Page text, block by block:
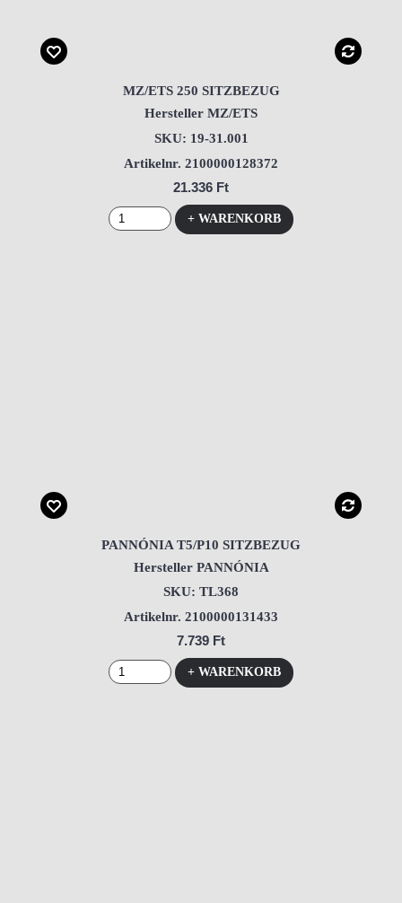
MZ/ETS 250 SITZBEZUG
Hersteller MZ/ETS
SKU: 19-31.001
Artikelnr. 2100000128372
21.336 Ft
+ WARENKORB
PANNÓNIA T5/P10 SITZBEZUG
Hersteller PANNÓNIA
SKU: TL368
Artikelnr. 2100000131433
7.739 Ft
+ WARENKORB